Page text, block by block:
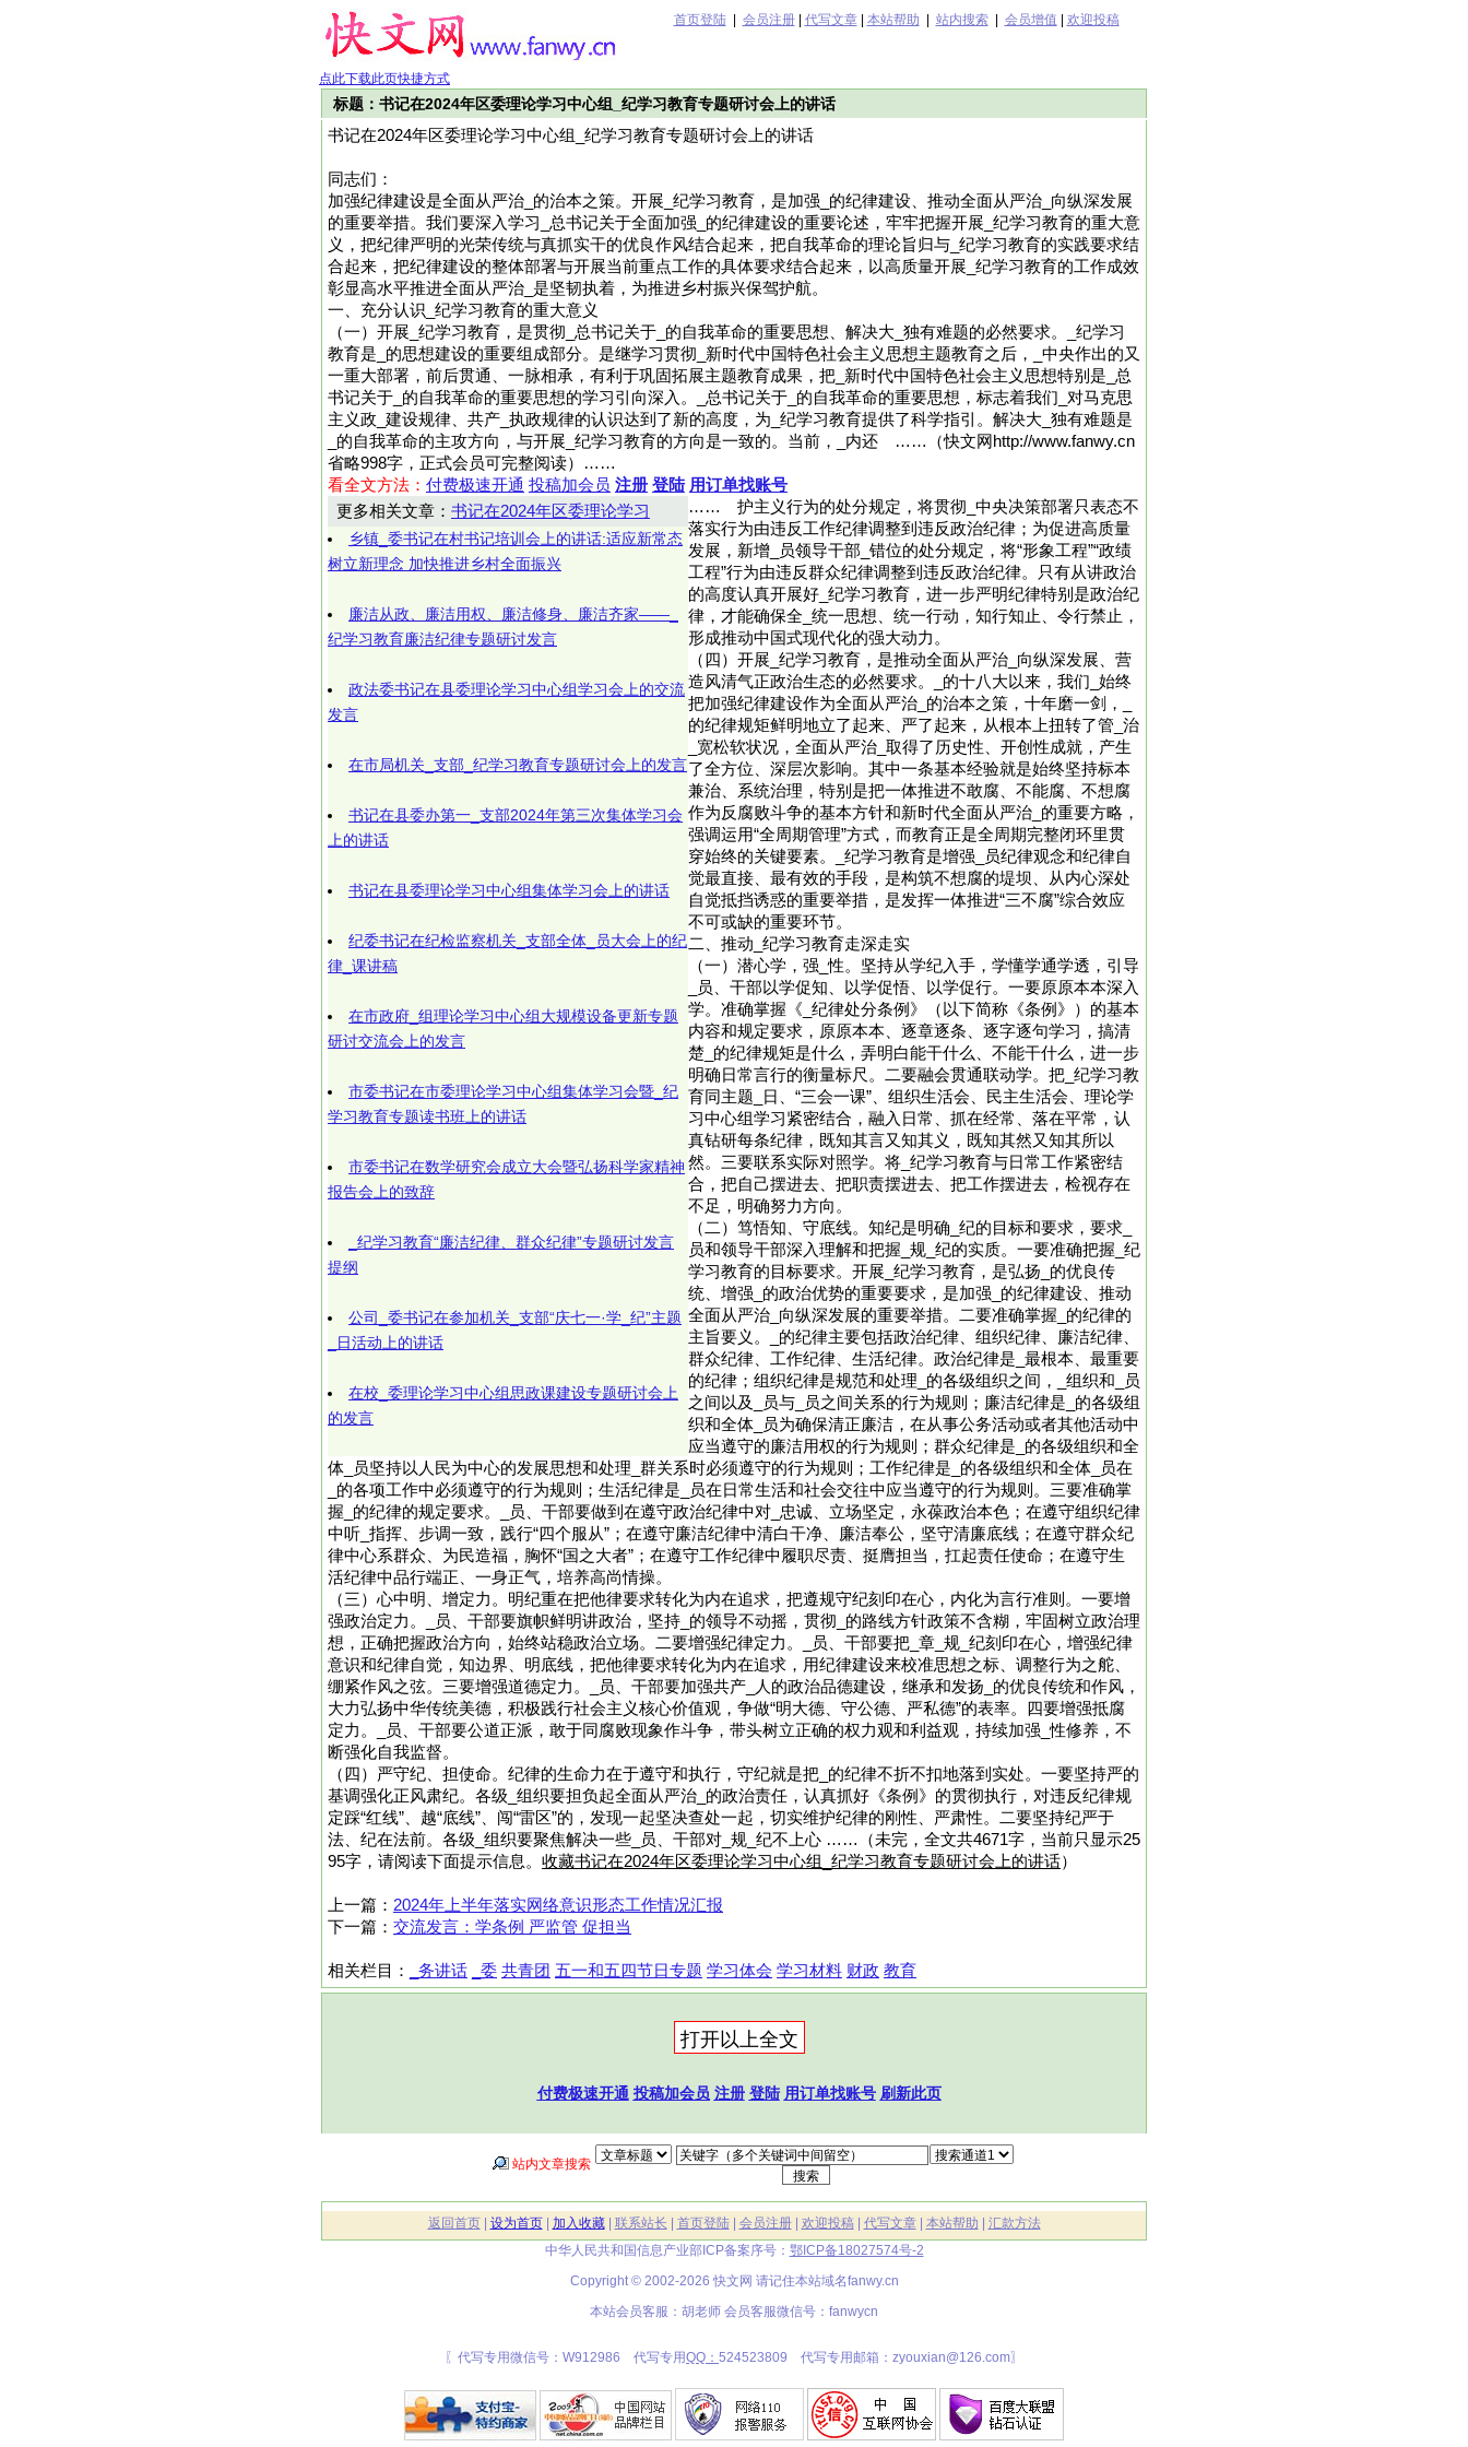
首页登陆| 会员注册| 代写文章| 本站帮助 站内搜索| 会员增值 欢迎投稿
点此下载此页快捷方式
标题：书记在2024年区委理论学习中心组_纪学习教育专题研讨会上的讲话
书记在2024年区委理论学习中心组_纪学习教育专题研讨会上的讲话
同志们：
加强纪律建设是全面从严治_的治本之策。开展_纪学习教育，是加强_的纪律建设、推动全面从严治_向纵深发展
的重要举措。我们要深入学习_总书记关于全面加强_的纪律建设的重要论述，牢牢把握开展_纪学习教育的重大意
义，把纪律严明的光荣传统与真抓实干的优良作风结合起来，把自我革命的理论旨归与_纪学习教育的实践要求结
合起来，把纪律建设的整体部署与开展当前重点工作的具体要求结合起来，以高质量开展_纪学习教育的工作成效
彰显高水平推进全面从严治_是坚韧执着，为推进乡村振兴保驾护航。
一、充分认识_纪学习教育的重大意义
（一）开展_纪学习教育，是贯彻_总书记关于_的自我革命的重要思想、解决大_独有难题的必然要求。_纪学习
教育是_的思想建设的重要组成部分。是继学习贯彻_新时代中国特色社会主义思想主题教育之后，_中央作出的又
一重大部署，前后贯通、一脉相承，有利于巩固拓展主题教育成果，把_新时代中国特色社会主义思想特别是_总
书记关于_的自我革命的重要思想的学习引向深入。_总书记关于_的自我革命的重要思想，标志着我们_对马克思
主义政_建设规律、共产_执政规律的认识达到了新的高度，为_纪学习教育提供了科学指引。解决大_独有难题是
_的自我革命的主攻方向，与开展_纪学习教育的方向是一致的。当前，_内还 ……（快文网http://www.fanwy.cn
省略998字，正式会员可完整阅读）……
看全文方法： 付费极速开通 投稿加会员 注册 登陆 用订单找账号
……
更多相关文章： 书记在2024年区委理论学习
乡镇_委书记在村书记培训会上的讲话:适应新常态
树立新理念 加快推进乡村全面振兴
廉洁从政、廉洁用权、廉洁修身、廉洁齐家——_
纪学习教育廉洁纪律专题研讨发言
政法委书记在县委理论学习中心组学习会上的交流
发言
在市局机关_支部_纪学习教育专题研讨会上的发言
书记在县委办第一_支部2024年第三次集体学习会
上的讲话
书记在县委理论学习中心组集体学习会上的讲话
纪委书记在纪检监察机关_支部全体_员大会上的纪
律_课讲稿
在市政府_组理论学习中心组大规模设备更新专题
研讨交流会上的发言
市委书记在市委理论学习中心组集体学习会暨_纪
学习教育专题读书班上的讲话
市委书记在数学研究会成立大会暨弘扬科学家精神
报告会上的致辞
_纪学习教育“廉洁纪律、群众纪律”专题研讨发言
提纲
公司_委书记在参加机关_支部“庆七一·学_纪”主题
_日活动上的讲话
在校_委理论学习中心组思政课建设专题研讨会上
的发言
护主义行为的处分规定，将贯彻_中央决策部署只表态不
落实行为由违反工作纪律调整到违反政治纪律；为促进高质量
发展，新增_员领导干部_错位的处分规定，将“形象工程”“政绩
工程”行为由违反群众纪律调整到违反政治纪律。只有从讲政治
的高度认真开展好_纪学习教育，进一步严明纪律特别是政治纪
律，才能确保全_统一思想、统一行动，知行知止、令行禁止，
形成推动中国式现代化的强大动力。
（四）开展_纪学习教育，是推动全面从严治_向纵深发展、营
造风清气正政治生态的必然要求。_的十八大以来，我们_始终
把加强纪律建设作为全面从严治_的治本之策，十年磨一剑，_
的纪律规矩鲜明地立了起来、严了起来，从根本上扭转了管_治
_宽松软状况，全面从严治_取得了历史性、开创性成就，产生
了全方位、深层次影响。其中一条基本经验就是始终坚持标本
兼治、系统治理，特别是把一体推进不敢腐、不能腐、不想腐
作为反腐败斗争的基本方针和新时代全面从严治_的重要方略，
强调运用“全周期管理”方式，而教育正是全周期完整闭环里贯
穿始终的关键要素。_纪学习教育是增强_员纪律观念和纪律自
觉最直接、最有效的手段，是构筑不想腐的堤坝、从内心深处
自觉抵挡诱惑的重要举措，是发挥一体推进“三不腐”综合效应
不可或缺的重要环节。
二、推动_纪学习教育走深走实
（一）潜心学，强_性。坚持从学纪入手，学懂学通学透，引导
_员、干部以学促知、以学促悟、以学促行。一要原原本本深入
学。准确掌握《_纪律处分条例》（以下简称《条例》）的基本
内容和规定要求，原原本本、逐章逐条、逐字逐句学习，搞清
楚_的纪律规矩是什么，弄明白能干什么、不能干什么，进一步
明确日常言行的衡量标尺。二要融会贯通联动学。把_纪学习教
育同主题_日、“三会一课”、组织生活会、民主生活会、理论学
习中心组学习紧密结合，融入日常、抓在经常、落在平常，认
真钻研每条纪律，既知其言又知其义，既知其然又知其所以
然。三要联系实际对照学。将_纪学习教育与日常工作紧密结
合，把自己摆进去、把职责摆进去、把工作摆进去，检视存在
不足，明确努力方向。
（二）笃悟知、守底线。知纪是明确_纪的目标和要求，要求_
员和领导干部深入理解和把握_规_纪的实质。一要准确把握_纪
学习教育的目标要求。开展_纪学习教育，是弘扬_的优良传
统、增强_的政治优势的重要要求，是加强_的纪律建设、推动
全面从严治_向纵深发展的重要举措。二要准确掌握_的纪律的
主旨要义。_的纪律主要包括政治纪律、组织纪律、廉洁纪律、
群众纪律、工作纪律、生活纪律。政治纪律是_最根本、最重要
的纪律；组织纪律是规范和处理_的各级组织之间，_组织和_员
之间以及_员与_员之间关系的行为规则；廉洁纪律是_的各级组
织和全体_员为确保清正廉洁，在从事公务活动或者其他活动中
应当遵守的廉洁用权的行为规则；群众纪律是_的各级组织和全
体_员坚持以人民为中心的发展思想和处理_群关系时必须遵守的行为规则；工作纪律是_的各级组织和全体_员在
_的各项工作中必须遵守的行为规则；生活纪律是_员在日常生活和社会交往中应当遵守的行为规则。三要准确掌
握_的纪律的规定要求。_员、干部要做到在遵守政治纪律中对_忠诚、立场坚定，永葆政治本色；在遵守组织纪律
中听_指挥、步调一致，践行“四个服从”；在遵守廉洁纪律中清白干净、廉洁奉公，坚守清廉底线；在遵守群众纪
律中心系群众、为民造福，胸怀“国之大者”；在遵守工作纪律中履职尽责、挺膺担当，扛起责任使命；在遵守生
活纪律中品行端正、一身正气，培养高尚情操。
（三）心中明、增定力。明纪重在把他律要求转化为内在追求，把遵规守纪刻印在心，内化为言行准则。一要增
强政治定力。_员、干部要旗帜鲜明讲政治，坚持_的领导不动摇，贯彻_的路线方针政策不含糊，牢固树立政治理
想，正确把握政治方向，始终站稳政治立场。二要增强纪律定力。_员、干部要把_章_规_纪刻印在心，增强纪律
意识和纪律自觉，知边界、明底线，把他律要求转化为内在追求，用纪律建设来校准思想之标、调整行为之舵、
绷紧作风之弦。三要增强道德定力。_员、干部要加强共产_人的政治品德建设，继承和发扬_的优良传统和作风，
大力弘扬中华传统美德，积极践行社会主义核心价值观，争做“明大德、守公德、严私德”的表率。四要增强抵腐
定力。_员、干部要公道正派，敢于同腐败现象作斗争，带头树立正确的权力观和利益观，持续加强_性修养，不
断强化自我监督。
（四）严守纪、担使命。纪律的生命力在于遵守和执行，守纪就是把_的纪律不折不扣地落到实处。一要坚持严的
基调强化正风肃纪。各级_组织要担负起全面从严治_的政治责任，认真抓好《条例》的贯彻执行，对违反纪律规
定踩“红线”、越“底线”、闯“雷区”的，发现一起坚决查处一起，切实维护纪律的刚性、严肃性。二要坚持纪严于
法、纪在法前。各级_组织要聚焦解决一些_员、干部对_规_纪不上心 ……（未完，全文共4671字，当前只显示25
95字，请阅读下面提示信息。 收藏书记在2024年区委理论学习中心组_纪学习教育专题研讨会上的讲话）
上一篇： 2024年上半年落实网络意识形态工作情况汇报
下一篇： 交流发言：学条例 严监管 促担当
相关栏目： _务讲话 _委 共青团 五一和五四节日专题 学习体会 学习材料 财政 教育
付费极速开通 投稿加会员 注册 登陆 用订单找账号 刷新此页
站内文章搜索
返回首页| 设为首页| 加入收藏| 联系站长 首页登陆| 会员注册| 欢迎投稿 代写文章| 本站帮助
汇款方法
中华人民共和国信息产业部ICP备案序号： 鄂ICP备18027574号-2
Copyright © 2002-2026 快文网 请记住本站域名fanwy.cn
本站会员客服：胡老师 会员客服微信号：fanwycn
〖代写专用微信号：W912986 代写专用QQ： 524523809 代写专用邮箱：zyouxian@126.com〗